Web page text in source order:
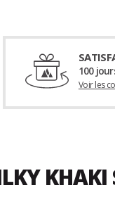
100
Voir les
KHAKI